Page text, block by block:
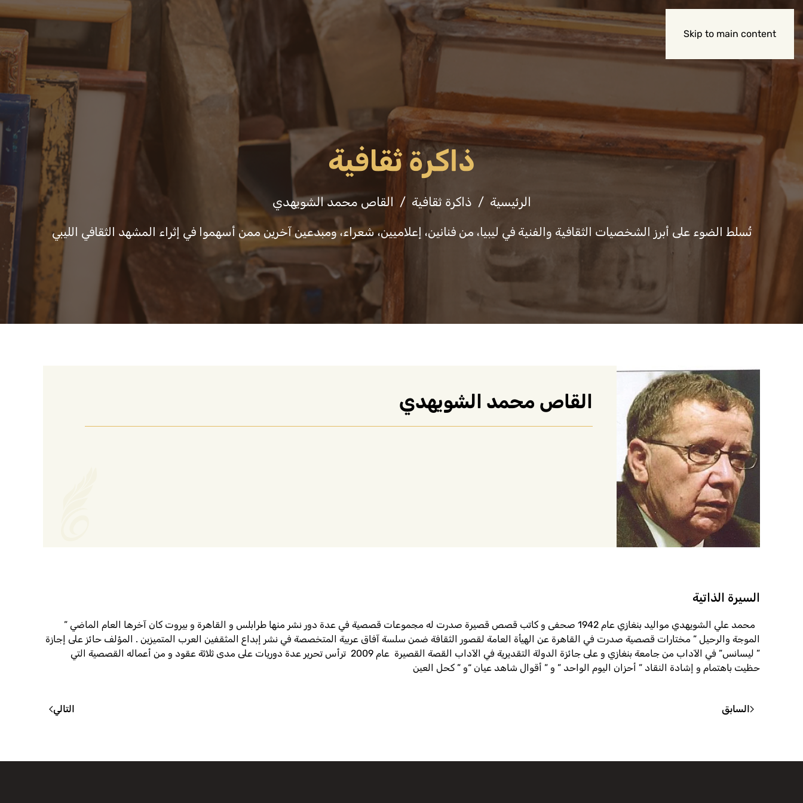
Skip to main content عن الوزارة فعاليات التشريعات والقرارات المكتب الإعلامي
ذاكرة ثقافية
الرئيسية ذاكرة ثقافية القاص محمد الشويهدي
تُسلط الضوء على أبرز الشخصيات الثقافية والفنية في ليبيا، من فنانين، إعلاميين، شعراء، ومبدعين آخرين ممن أسهموا في إثراء المشهد الثقافي الليبي
القاص محمد الشويهدي
السيرة الذاتية
محمد علي الشويهدي مواليد بنغازي عام 1942 صحفى و كاتب قصص قصيرة صدرت له مجموعات قصصية في عدة دور نشر منها طرابلس و القاهرة و بيروت كان آخرها العام الماضي ”
الموجة والرحيل ” مختارات قصصية صدرت في القاهرة عن الهيأة العامة لقصور الثقافة ضمن سلسة آفاق عربية المتخصصة في نشر إبداع المثقفين العرب المتميزين . المؤلف حائز على إجازة
” ليسانس” في الآداب من جامعة بنغازي و على جائزة الدولة التقديرية في الآداب القصة القصيرة عام 2009 ترأس تحرير عدة دوريات على مدى ثلاثة عقود و من أعماله القصصية التي
حظيت باهتمام و إشادة النقاد ” أحزان اليوم الواحد ” و ” أقوال شاهد عيان “و ” كحل العين
السابق التالي